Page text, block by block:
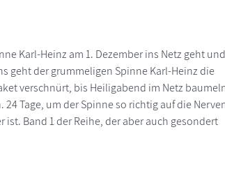
Karl-Heinz am 1. Dezember ins Netz geht
geht der grummeligen Spinne Karl-Heinz die
verschnürt, bis Heiligabend im Netz
Tage, um der Spinne so richtig auf die
Band 1 der Reihe, der aber auch gesondert